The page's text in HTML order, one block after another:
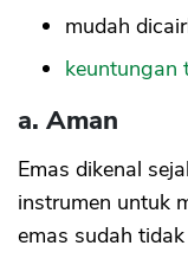
mudah
keuntungan
a. Aman
Emas dikenal
instrumen untuk
emas sudah